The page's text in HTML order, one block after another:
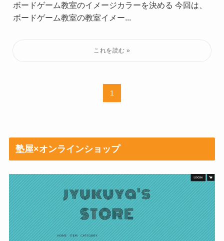
ボードゲーム教室のイメージカラーを決める 今回は、
ボードゲーム教室の教室イメー...
1
塾屋×オンラインショップ